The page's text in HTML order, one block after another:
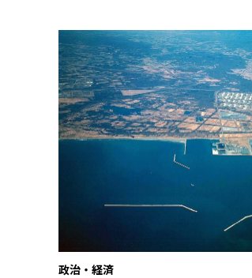
政治・経済